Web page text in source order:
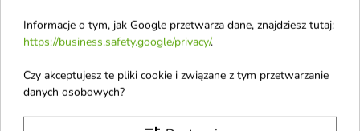
Informacje o tym, jak Google przetwarza dane, znajdziesz tutaj:
https://business.safety.google/privacy/.
Czy akceptujesz te pliki cookie i związane z tym przetwarzanie
danych osobowych?